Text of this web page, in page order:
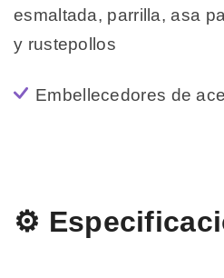
esmaltada, parrilla, asa
y rustepollos
Embellecedores de
⚙️